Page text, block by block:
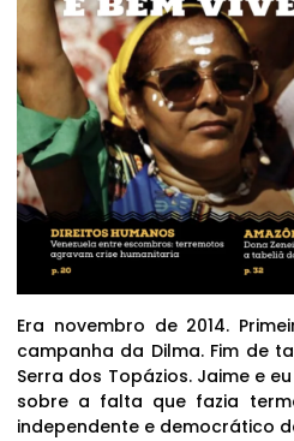
Era novembro de 2014.
campanha da Dilma. Fim de
Serra dos Topázios. Jaime e
sobre a falta que fazia
independente e democrático